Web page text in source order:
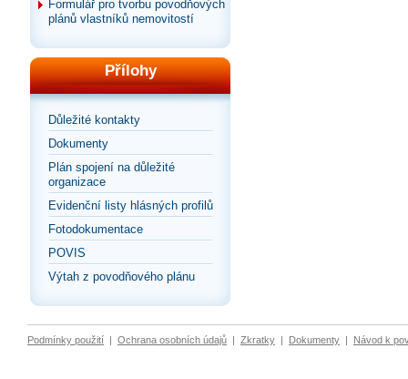
Formulář pro tvorbu povodňových
plánů vlastníků nemovitostí
Přílohy
Důležité kontakty
Dokumenty
Plán spojení na důležité
organizace
Evidenční listy hlásných profilů
Fotodokumentace
POVIS
Výtah z povodňového plánu
Podmínky použití | Ochrana osobních údajů | Zkratky | Dokumenty | Návod k